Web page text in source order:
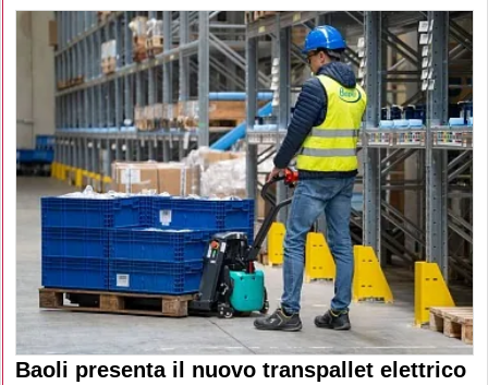
Baoli presenta il nuovo transpallet elettrico